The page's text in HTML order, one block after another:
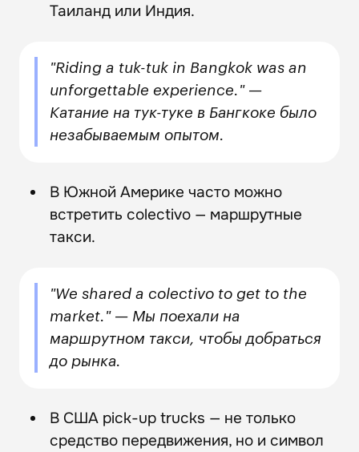
Таиланд или Индия.
"Riding a tuk-tuk in Bangkok was an
unforgettable experience." —
Катание на тук-туке в Бангкоке было
незабываемым опытом.
В Южной Америке часто можно
встретить colectivo — маршрутные
такси.
"We shared a colectivo to get to the
market." — Мы поехали на
маршрутном такси, чтобы добраться
до рынка.
В США pick-up trucks — не только
средство передвижения, но и символ